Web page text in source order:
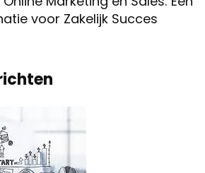
voor Zakelijk Succes